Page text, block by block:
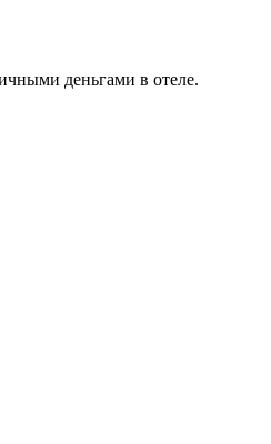
деньгами в отеле.